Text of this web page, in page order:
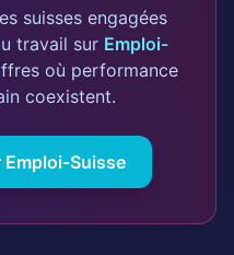
suisses engagées
travail sur Emploi-
où performance
coexistent.
Suisse